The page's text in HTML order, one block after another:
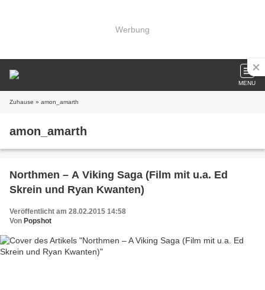
Werbung
MENU
Zuhause » amon_amarth
amon_amarth
Northmen – A Viking Saga (Film mit u.a. Ed
Skrein und Ryan Kwanten)
Veröffentlicht am 28.02.2015 14:58
Von Popshot